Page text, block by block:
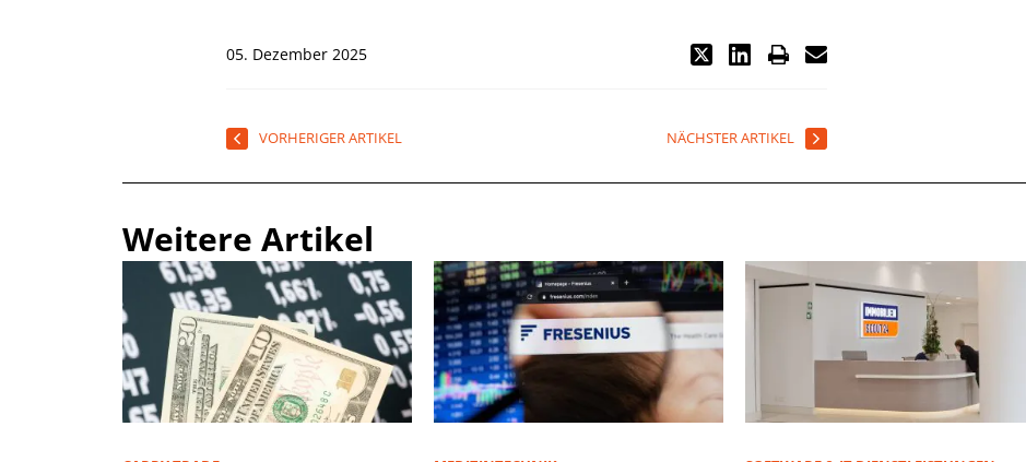
05. Dezember 2025
VORHERIGER ARTIKEL NÄCHSTER ARTIKEL
Weitere Artikel